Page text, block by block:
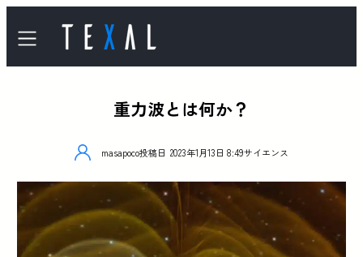
重力波とは何か？
masapoco投稿日 2023年1月13日 8:49サイエンス